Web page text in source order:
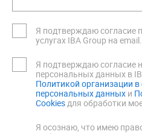
Я подтверждаю согласие
услугах IBA Group на email.
Я подтверждаю согласие
персональных данных в
Политикой организации
персональных данных и
Cookiesдля обработки
Я осознаю, что имею